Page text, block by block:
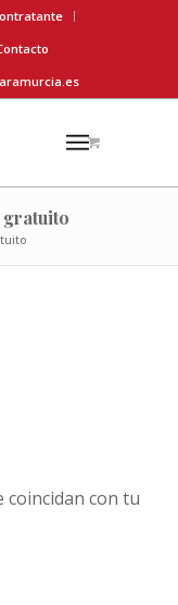
gratuito
coincidan con tu